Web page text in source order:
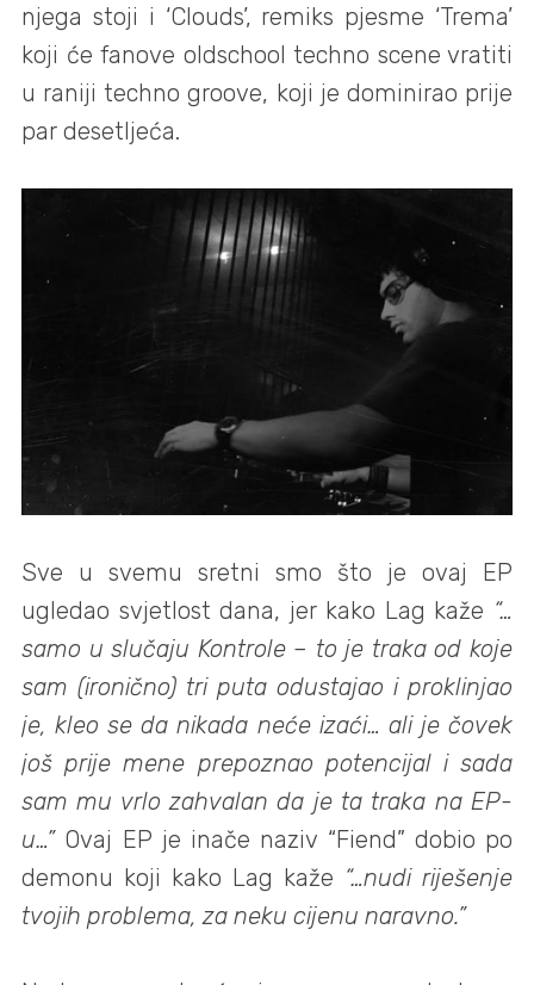
njega stoji i ‘Clouds’, remiks pjesme ‘Trema’
koji će fanove oldschool techno scene vratiti
u raniji techno groove, koji je dominirao prije
par desetljeća.
Sve u svemu sretni smo što je ovaj EP
ugledao svjetlost dana, jer kako Lag kaže “…
samo u slučaju Kontrole – to je traka od koje
sam (ironično) tri puta odustajao i proklinjao
je, kleo se da nikada neće izaći… ali je čovek
još prije mene prepoznao potencijal i sada
sam mu vrlo zahvalan da je ta traka na EP-
u…”Ovaj EP je inače naziv “Fiend” dobio po
demonu koji kako Lag kaže “…nudi riješenje
tvojih problema, za neku cijenu naravno.”